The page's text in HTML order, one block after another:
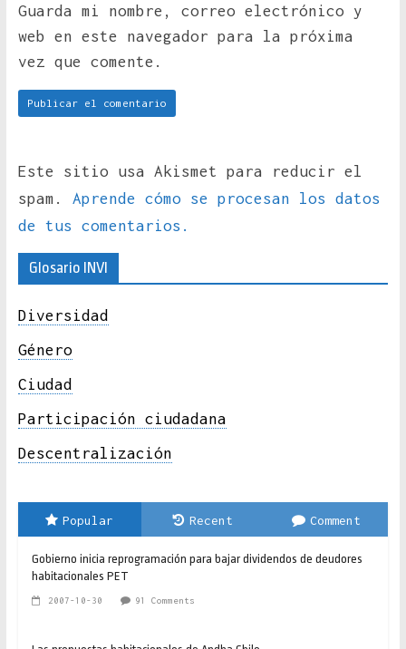
Guarda mi nombre, correo electrónico y
web en este navegador para la próxima
vez que comente.
Este sitio usa Akismet para reducir el
spam. Aprende cómo se procesan los datos
de tus comentarios.
Glosario INVI
Diversidad
Género
Ciudad
Participación ciudadana
Descentralización
Popular Recent Comment
Gobierno inicia reprogramación para bajar dividendos de deudores
habitacionales PET
2007-10-30 91 Comments